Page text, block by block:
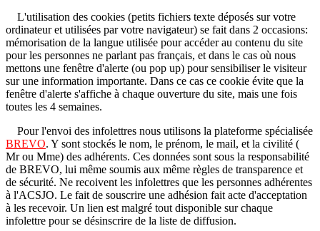
L'utilisation des cookies (petits fichiers texte déposés sur votre
ordinateur et utilisées par votre navigateur) se fait dans 2 occasions:
mémorisation de la langue utilisée pour accéder au contenu du site
pour les personnes ne parlant pas français, et dans le cas où nous
mettons une fenêtre d'alerte (ou pop up) pour sensibiliser le visiteur
sur une information importante. Dans ce cas ce cookie évite que la
fenêtre d'alerte s'affiche à chaque ouverture du site, mais une fois
toutes les 4 semaines.
Pour l'envoi des infolettres nous utilisons la plateforme spécialisée
BREVO. Y sont stockés le nom, le prénom, le mail, et la civilité (
Mr ou Mme) des adhérents. Ces données sont sous la responsabilité
de BREVO, lui même soumis aux même règles de transparence et
de sécurité. Ne recoivent les infolettres que les personnes adhérentes
à l'ACSJO. Le fait de souscrire une adhésion fait acte d'acceptation
à les recevoir. Un lien est malgré tout disponible sur chaque
infolettre pour se désinscrire de la liste de diffusion.